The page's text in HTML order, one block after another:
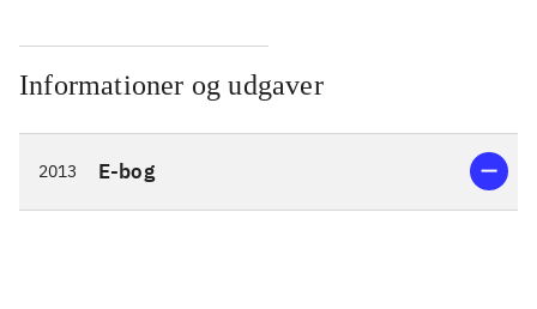
Informationer og udgaver
2013 E-bog